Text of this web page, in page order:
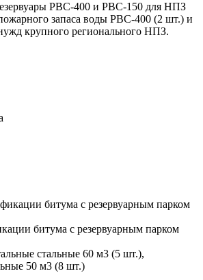
РВС-400 и РВС-150 для НПЗ
запаса воды РВС-400 (2 шт.) и
крупного регионального НПЗ.
битума с резервуарным парком
стальные 60 м3 (5 шт.),
50 м3 (8 шт.)